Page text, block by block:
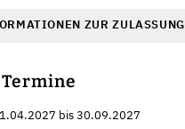
ZUR ZULASSUNG
bis 30.09.2027